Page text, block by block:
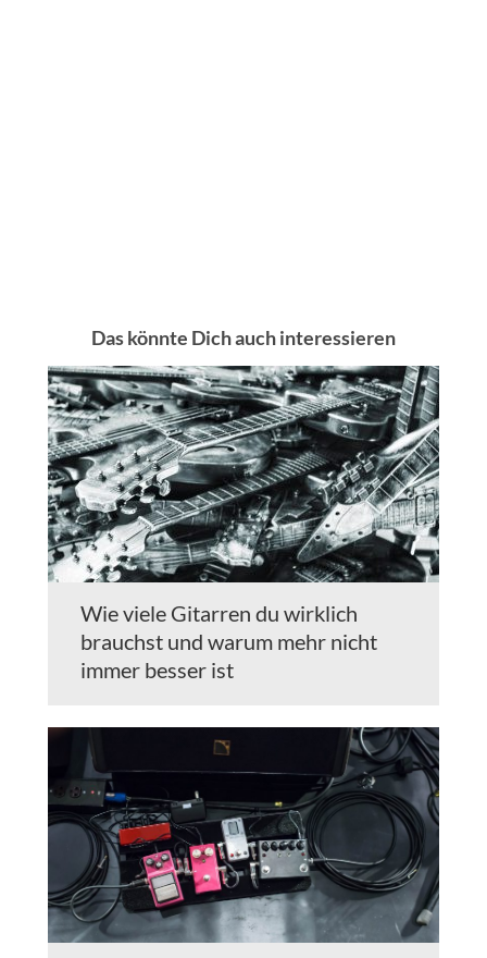
Das könnte Dich auch interessieren
Wie viele Gitarren du wirklich
brauchst und warum mehr nicht
immer besser ist